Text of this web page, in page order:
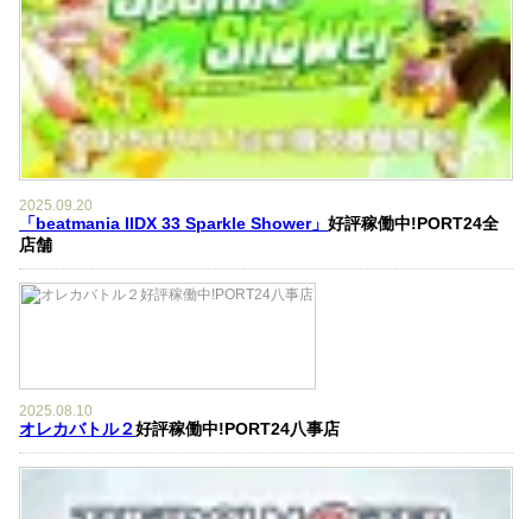
2025.09.20
「beatmania IIDX 33 Sparkle Shower」 好評稼働中!PORT24全
店舗
2025.08.10
オレカバトル２好評稼働中!PORT24八事店